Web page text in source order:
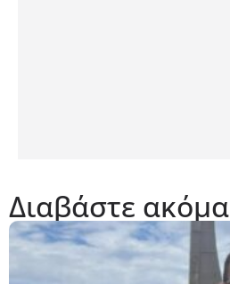
Διαβάστε ακόμα